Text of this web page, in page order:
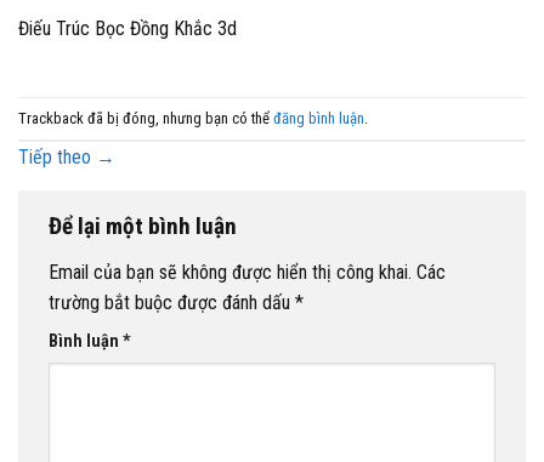
Điếu Trúc Bọc Đồng Khắc 3d
Trackback đã bị đóng, nhưng bạn có thể đăng bình luận
Tiếp theo →
Để lại một bình luận
Email của bạn sẽ không được hiển thị công khai. Các
trường bắt buộc được đánh dấu *
Bình luận *